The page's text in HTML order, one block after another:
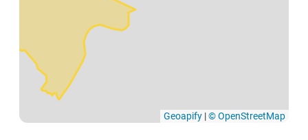
Geoapify |© OpenStreetMap